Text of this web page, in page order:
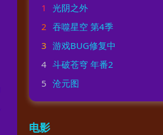
1
光阴之外
2 吞噬星空 第4季
3 游戏BUG修复中
4 斗破苍穹 年番2
5 沧元图
电影